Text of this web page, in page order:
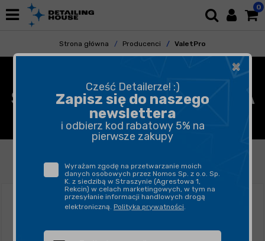
0
Strona główna Producenci ValetPro
VALETPRO - KOSMETYKI
SAMOCHODOWE, AKCESORIA
DETAILINGOWE
×
Cześć Detailerze! :)
Zapisz się do naszego
newslettera
i odbierz kod rabatowy 5% na
pierwsze zakupy
Wyrażam zgodę na przetwarzanie moich
danych osobowych przez Nomos Sp. z o.o. Sp.
K. z siedzibą w Straszynie (Agrestowa 1,
Rekcin) w celach marketingowych, w tym na
przesyłanie informacji handlowych drogą
elektroniczną. Polityka prywatności.